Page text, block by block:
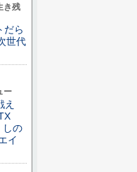
き残
だら
世代
ー
え
しの
イ